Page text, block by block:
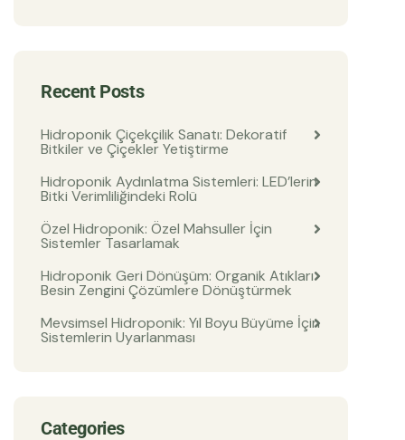
Recent Posts
Hidroponik Çiçekçilik Sanatı: Dekoratif
Bitkiler ve Çiçekler Yetiştirme
Hidroponik Aydınlatma Sistemleri: LED’lerin
Bitki Verimliliğindeki Rolü
Özel Hidroponik: Özel Mahsuller İçin
Sistemler Tasarlamak
Hidroponik Geri Dönüşüm: Organik Atıkları
Besin Zengini Çözümlere Dönüştürmek
Mevsimsel Hidroponik: Yıl Boyu Büyüme İçin
Sistemlerin Uyarlanması
Categories